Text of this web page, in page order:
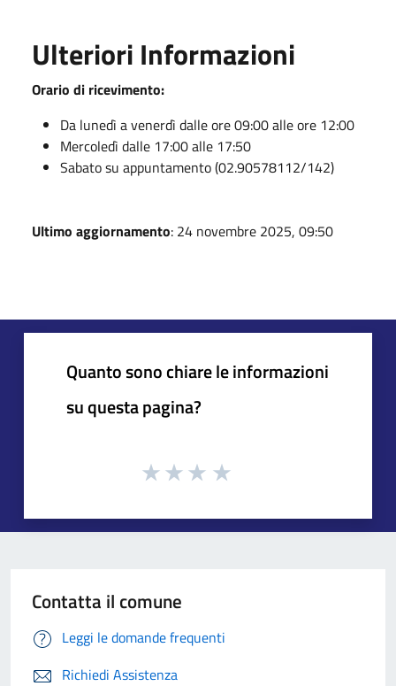
Ulteriori Informazioni
Orario di ricevimento:
Da lunedì a venerdì dalle ore 09:00 alle ore 12:00
Mercoledì dalle 17:00 alle 17:50
Sabato su appuntamento (02.90578112/142)
Ultimo aggiornamento: 24 novembre 2025, 09:50
Quanto sono chiare le informazioni
su questa pagina?
Contatta il comune
Leggi le domande frequenti
Richiedi Assistenza